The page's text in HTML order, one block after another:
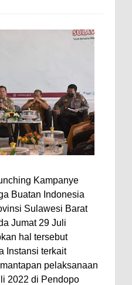
Kampanye
Buatan Indonesia
Sulawesi Barat
Jumat 29 Juli
hal tersebut
Instansi terkait
pelaksanaan
2022 di Pendopo